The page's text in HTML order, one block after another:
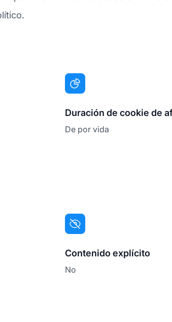
Duración de cookie de
De por vida
Contenido explícito
No